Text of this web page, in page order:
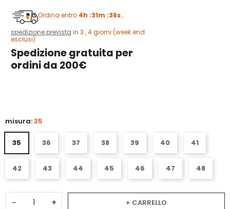
Ordina entro 4h :31m :35s,
spedizione prevista in 3 , 4 giorni (week end
esclusi)
Spedizione gratuita per
ordini da 200€
misura:35
35 36 37 38 39 40 41
42 43 44 45 46 47 48
− + + CARRELLO